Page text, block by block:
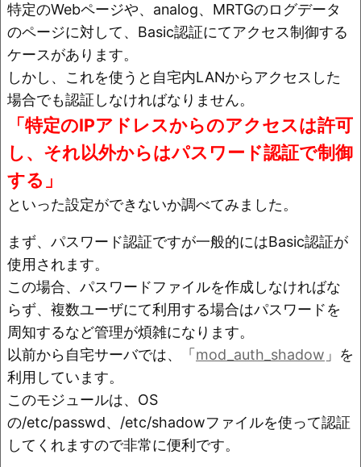
e
c
e
b
o
o
k
i
ai
l
t
p
y
Li
n
k
特定のWebページや、analog、MRTGのログデータ
のページに対して、Basic認証にてアクセス制御する
ケースがあります。
しかし、これを使うと自宅内LANからアクセスした
場合でも認証しなければなりません。
「特定のIPアドレスからのアクセスは許可
し、それ以外からはパスワード認証で制御
する」
といった設定ができないか調べてみました。
まず、パスワード認証ですが一般的にはBasic認証が
使用されます。
この場合、パスワードファイルを作成しなければな
らず、複数ユーザにて利用する場合はパスワードを
周知するなど管理が煩雑になります。
以前から自宅サーバでは、「 mod_auth_shadow 」を
利用しています。
このモジュールは、OS
の/etc/passwd、/etc/shadowファイルを使って認証
してくれますので非常に便利です。